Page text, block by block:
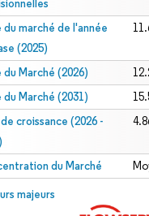
du marché de l'année
(2025)
du Marché (2026)
du Marché (2031)
croissance (2026 -
du Marché
majeurs
© Mordor Intelligence. La
sous CC BY 4.0.